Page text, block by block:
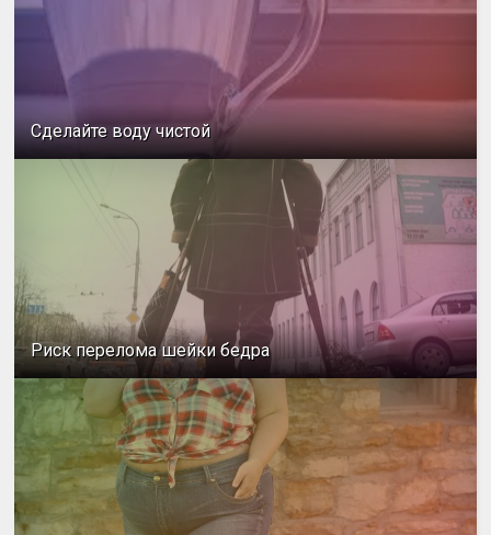
Сделайте воду чистой
Риск перелома шейки бедра